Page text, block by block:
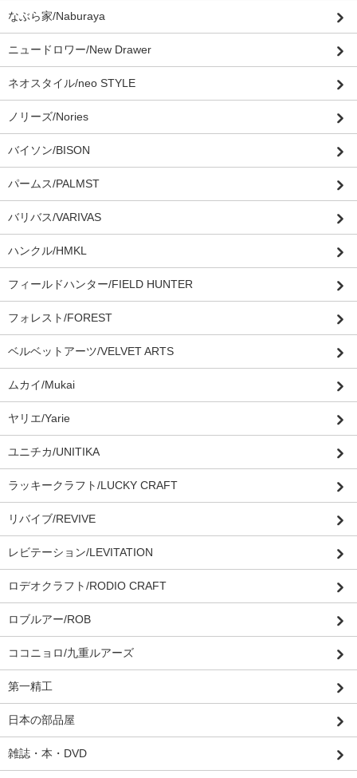
なぶら家/Naburaya
ニュードロワー/New Drawer
ネオスタイル/neo STYLE
ノリーズ/Nories
バイソン/BISON
パームス/PALMST
バリバス/VARIVAS
ハンクル/HMKL
フィールドハンター/FIELD HUNTER
フォレスト/FOREST
ベルベットアーツ/VELVET ARTS
ムカイ/Mukai
ヤリエ/Yarie
ユニチカ/UNITIKA
ラッキークラフト/LUCKY CRAFT
リバイブ/REVIVE
レビテーション/LEVITATION
ロデオクラフト/RODIO CRAFT
ロブルアー/ROB
ココニョロ/九重ルアーズ
第一精工
日本の部品屋
雑誌・本・DVD